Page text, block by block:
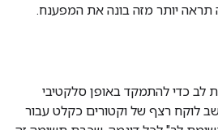
יותר מזה בונה את המפענח.
כדי להתמקד באופן סלקטיבי
לוקח רצף של וקטורים כקלט עבור